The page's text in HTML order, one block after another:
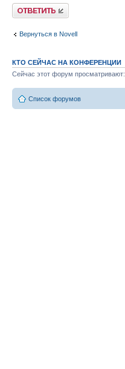
Ответить
Вернуться в Novell
КТО СЕЙЧАС НА КОНФЕРЕНЦИИ
Сейчас этот форум просматривают:
Список форумов